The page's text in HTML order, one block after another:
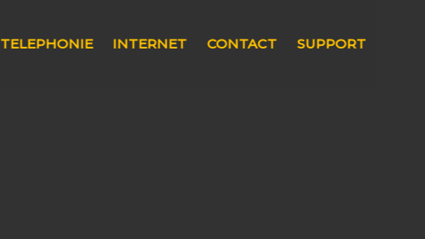
TELEPHONIE INTERNET CONTACT SUPPORT